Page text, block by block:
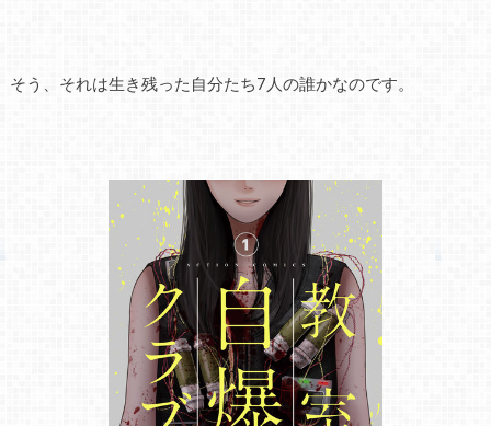
そう、それは生き残った自分たち7人の誰かなのです。